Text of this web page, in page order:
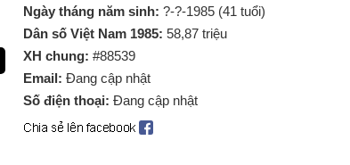
Ngày tháng năm sinh: ?-?-1985 (41 tuổi)
Dân số Việt Nam 1985: 58,87 triệu
XH chung: #88539
Email: Đang cập nhật
Số điện thoại: Đang cập nhật